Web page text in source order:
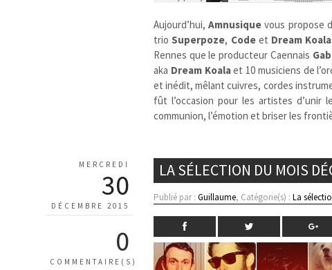
Aujourd’hui,Amnusique vous propose
trioSuperpoze, Codeet Dream Koala
Rennes que le producteur Caennais
aka Dream Koalaet 10 musiciens de
et inédit, mêlant cuivres, cordes
fût l’occasion pour les artistes d’unir
communion, l’émotion et briser les
MERCREDI
30
DÉCEMBRE 2015
0
COMMENTAIRE(S)
LA SÉLECTION DU MOIS
Publié par :Guillaume, Catégorie(s) :La